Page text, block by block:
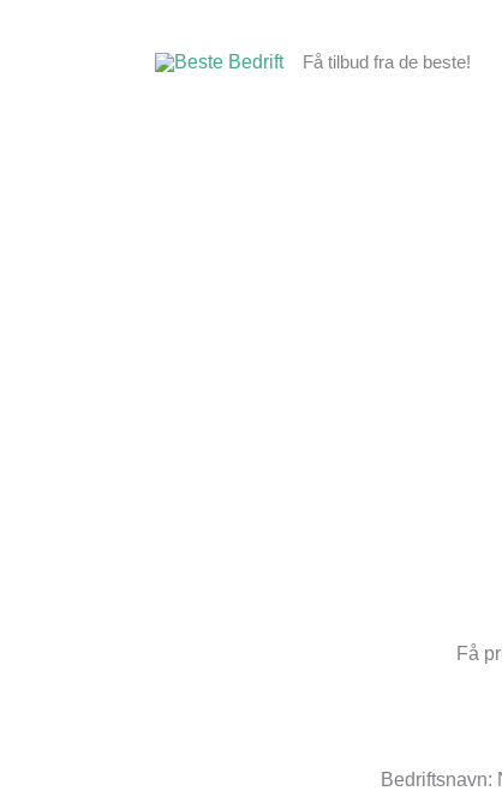
Få tilbud fra de beste!
Få
Bedriftsnavn: